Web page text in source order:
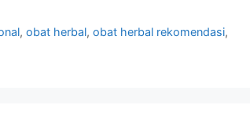
,obat herbal,obat herbal rekomendasi,